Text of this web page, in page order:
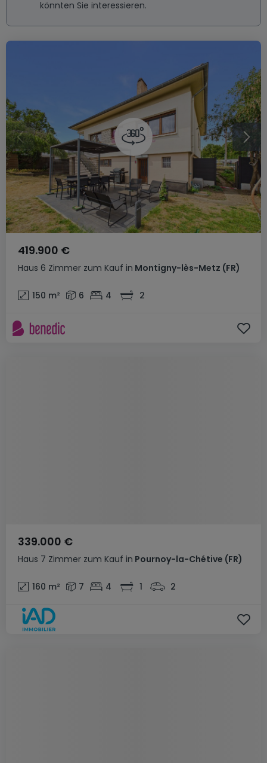
könnten Sie interessieren.
Haus 6 Zimmer zum Kauf in Montigny-lès-Metz (FR)
419.900 €
150 m² 6 4 2
Haus 7 Zimmer zum Kauf in Pournoy-la-Chétive (FR)
339.000 €
160 m² 7 4 1 2